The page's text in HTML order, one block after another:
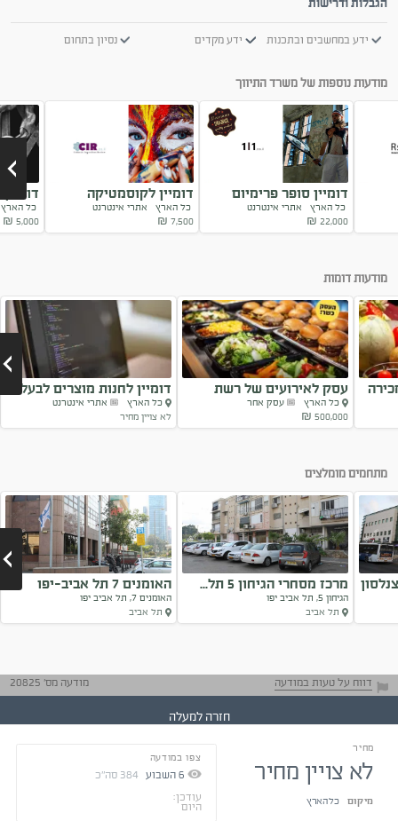
מחיר
לא צויין מחיר
מיקום כל הארץ
צפו במודעה
6השבוע 384 סה"כ
עודכן:
היום
ידע במחשבים ובתכנות ידע מקדים נסיון בתחום
מודעות נוספות של משרד התיווך
דומיין סופר פרימיום
1l1.co.il
כל הארץ אתרי אינטרנט
22,000
₪
דומיין לקוסמטיקה
CIR.co.il
כל הארץ אתרי אינטרנט
7,500
₪
כל
5,000
₪
מודעות דומות
עסק לאירועים של רשת
מוכרת
כל הארץ
עסק אחר
500,000 ₪
דומיין לחנות מוצרים לבעלי
חיים
כל הארץ
אתרי אינטרנט
לא צויין מחיר
מתחמים מומלצים
מרכז מסחרי הגיחון 5 תל...
הגיחון 5, תל אביב יפו
תל אביב
האומנים 7 תל אביב-יפו
האומנים 7, תל אביב יפו
תל אביב
דווח על טעות במודעה מודעה מס' 20825
חזרה למעלה
טיפים ליזמים
התייעצו עם בעלי
נסיון